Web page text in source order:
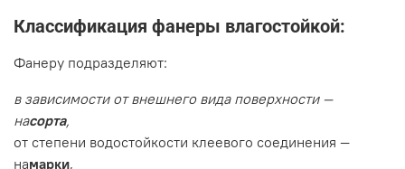
Классификация фанеры влагостойкой:
Фанеру подразделяют:
в зависимости от внешнего вида поверхности —
насорта,
от степени водостойкости клеевого соединения —
намарки,